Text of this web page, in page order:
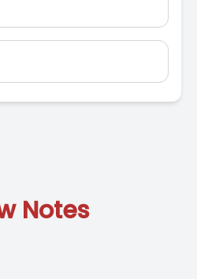
Notes